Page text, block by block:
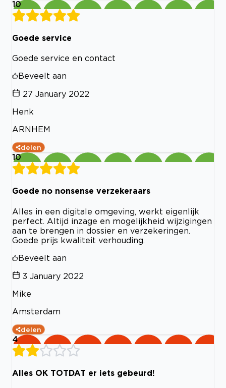
10
Goede service
Goede service en contact
Beveelt aan
27 January 2022
Henk
ARNHEM
delen
10
Goede no nonsense verzekeraars
Alles in een digitale omgeving, werkt eigenlijk
perfect. Altijd inzage en mogelijkheid wijzigingen
aan te brengen in dossier en verzekeringen.
Goede prijs kwaliteit verhouding.
Beveelt aan
3 January 2022
Mike
Amsterdam
delen
4
Alles OK TOTDAT er iets gebeurd!